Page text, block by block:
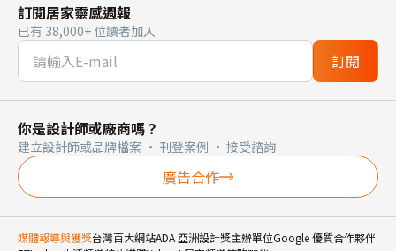
訂閱居家靈感週報
已有 38,000+ 位讀者加入
訂閱
你是設計師或廠商嗎？
建立設計師或品牌檔案 · 刊登案例 · 接受諮詢
廣告合作
媒體報導與獲獎台灣百大網站ADA 亞洲設計獎主辦單位Google 優質合作夥伴